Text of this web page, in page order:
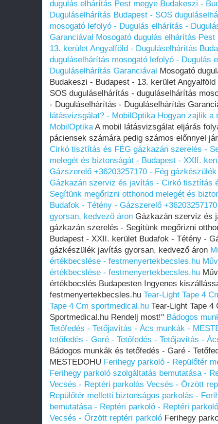
dugulás elhárítás Pest megye Budakeszi -
Duguláselhárítás Budapest - SOS
mosogató lefolyó - Dugulás elhárítás -
Garanciával Mosogató dugulás elhárítás
13. kerület Angyalföld - Duguláselhárítás
duguláselhárítás mosogató lefolyó - Dugulás
Duguláselhárítás Garanciával Mosogató
Budakeszi - Budapest - 13. kerület
SOS duguláselhárítás - duguláselhárítás
- Duguláselhárítás - Duguláselhárítás
látásvizsgálat? - MobilOptika Hogyan zajlik a
MobilOptikaA mobil látásvizsgálat eljárás
páciensek számára pedig számos előnnyel
Cirkó tisztítás és FÉG gázkazán szerelés -
melegét és biztonságát - Budapest - XXII.
Gázszerelő +36203257170 - Fég
Gázkazán szerviz és javítás - Cirkó tisztítás
Segítünk megőrizni otthonod melegét és
Budafok - Tétény - Gázszerelő
gyorsan, kedvező áron Gázkazán szerviz és
gázkazán szerelés - Segítünk megőrizni
Budapest - XXII. kerület Budafok - Tétény -
gázkészülék javítás gyorsan, kedvező áron
értékbecslése - festmenyertekbecsles.hu
értékbecslése - festmenyertekbecsles.hu
értékbecslés Budapesten Ingyenes
festmenyertekbecsles.hu Tear-Light Tape 4
Tape 4 Cm sportmedical.hu Tear-Light Tape 4
Sportmedical.hu Rendelj most!" Bádogos
Tetőfedés - Tetőjavítás - Ács munkák -
tetőfedés - Garé - Tetőfedés - Tetőjavítás -
Bádogos munkák és tetőfedés - Garé -
MESTEDOHU Ferihegy parkoló - Repülőtér
Ferihegy parkoló szolgáltatás bemutatása -
Vecsés - Reptéri parkolás Vecsés - Őrzött
Repülőtér melletti biztonságos parkolás -
bemutatása - Reptéri parkoló - Reptéri
Vecsés - Őrzött reptéri parkoló Ferihegy